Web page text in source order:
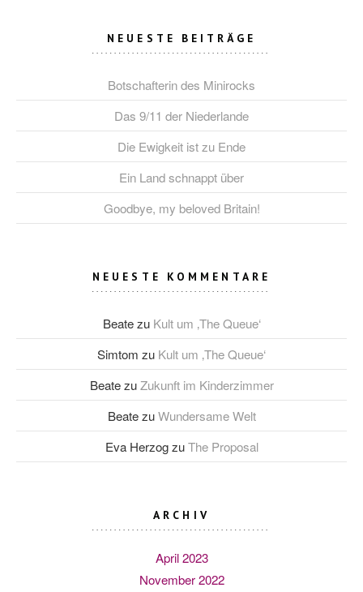
NEUESTE BEITRÄGE
Botschafterin des Minirocks
Das 9/11 der Niederlande
Die Ewigkeit ist zu Ende
Ein Land schnappt über
Goodbye, my beloved Britain!
NEUESTE KOMMENTARE
Beatezu Kult um ‚The Queue‘
Simtom zu Kult um ‚The Queue‘
BeatezuZukunft im Kinderzimmer
BeatezuWundersame Welt
Eva HerzogzuThe Proposal
ARCHIV
April 2023
November 2022